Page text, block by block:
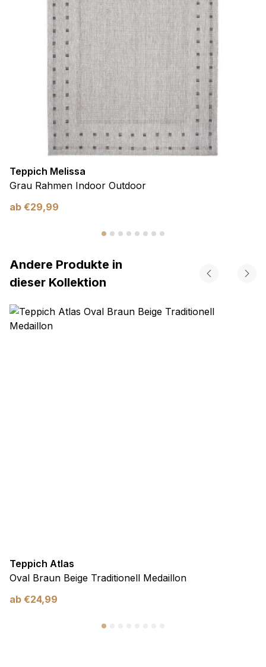
Teppich Melissa
Grau Rahmen Indoor Outdoor
ab €29,99
Andere Produkte in
dieser Kollektion
Teppich Atlas
Oval Braun Beige Traditionell Medaillon
ab €24,99